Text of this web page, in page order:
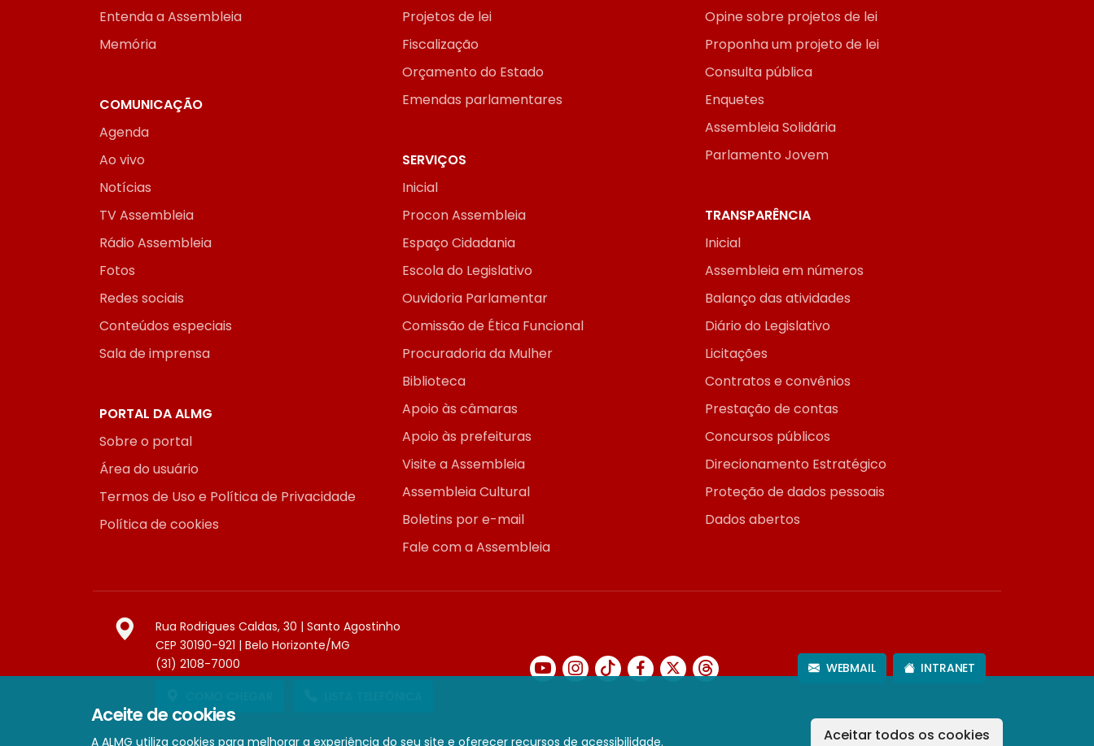
Aceite de cookies
A ALMG utiliza cookies para melhorar a experiência do seu site e oferecer recursos de acessibilidade. Aceitar todos os cookies
Entenda a Assembleia
Memória
Projetos de lei
Fiscalização
Orçamento do Estado
Emendas parlamentares
Opine sobre projetos de lei
Proponha um projeto de lei
Consulta pública
Enquetes
Assembleia Solidária
Parlamento Jovem
COMUNICAÇÃO
Agenda
Ao vivo
Notícias
TV Assembleia
Rádio Assembleia
Fotos
Redes sociais
Conteúdos especiais
Sala de imprensa
SERVIÇOS
Inicial
Procon Assembleia
Espaço Cidadania
Escola do Legislativo
Ouvidoria Parlamentar
Comissão de Ética Funcional
Procuradoria da Mulher
Biblioteca
Apoio às câmaras
Apoio às prefeituras
Visite a Assembleia
Assembleia Cultural
Boletins por e-mail
Fale com a Assembleia
TRANSPARÊNCIA
Inicial
Assembleia em números
Balanço das atividades
Diário do Legislativo
Licitações
Contratos e convênios
Prestação de contas
Concursos públicos
Direcionamento Estratégico
Proteção de dados pessoais
Dados abertos
PORTAL DA ALMG
Sobre o portal
Área do usuário
Termos de Uso e Política de Privacidade
Política de cookies
Rua Rodrigues Caldas, 30 | Santo Agostinho
CEP 30190-921 | Belo Horizonte/MG
(31) 2108-7000
WEBMAIL INTRANET